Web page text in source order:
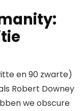
en 90 zwarte)
Robert Downey
we obscure